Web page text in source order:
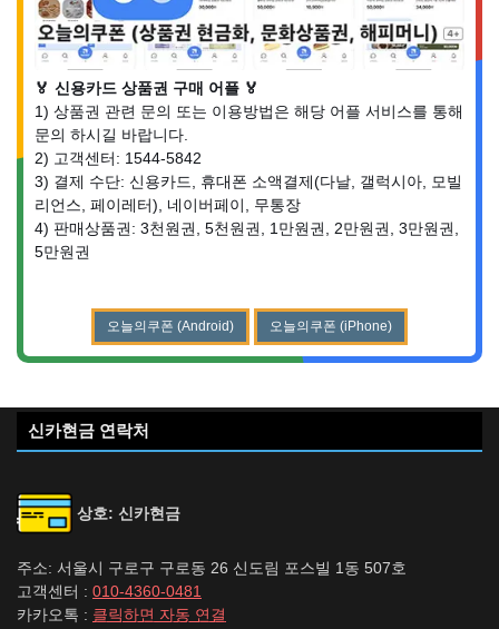
🏅 신용카드 상품권 구매 어플 🏅
1) 상품권 관련 문의 또는 이용방법은 해당 어플 서비스를 통해
문의 하시길 바랍니다.
2) 고객센터: 1544-5842
3) 결제 수단: 신용카드, 휴대폰 소액결제(다날, 갤럭시아, 모빌
리언스, 페이레터), 네이버페이, 무통장
4) 판매상품권: 3천원권, 5천원권, 1만원권, 2만원권, 3만원권,
5만원권
오늘의쿠폰 (Android) 오늘의쿠폰 (iPhone)
신카현금 연락처
상호: 신카현금
주소: 서울시 구로구 구로동 26 신도림 포스빌 1동 507호
고객센터 : 010-4360-0481
카카오톡 : 클릭하면 자동 연결